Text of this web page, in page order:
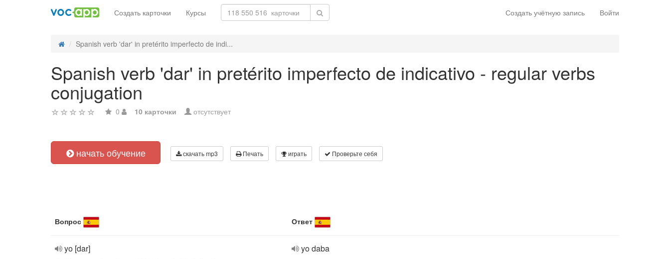
Создать учётную запись Войти
Создать карточки Курсы
Spanish verb 'dar' in pretérito imperfecto de indi...
Spanish verb 'dar' in pretérito imperfecto de indicativo - regular verbs
conjugation
0 10 карточки отсутствует
начать обучение скачать mp3 Печать играть Проверьте себя
Вопрос Ответ
yo [dar] yo daba